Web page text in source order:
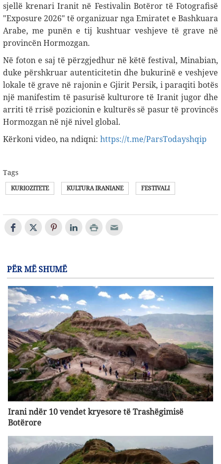
sjellë krenari Iranit në Festivalin Botëror të Fotografisë
"Exposure 2026" të organizuar nga Emiratet e Bashkuara
Arabe, me punën e tij kushtuar veshjeve të grave në
provincën Hormozgan.
Në foton e saj të përzgjedhur në këtë festival, Minabian,
duke përshkruar autenticitetin dhe bukurinë e veshjeve
lokale të grave në rajonin e Gjirit Persik, i paraqiti botës
një manifestim të pasurisë kulturore të Iranit jugor dhe
arriti të rrisë pozicionin e kulturës së pasur të provincës
Hormozgan në një nivel global.
Kërkoni video, na ndiqni: https://t.me/ParsTodayshqip
Tags
KURIOZITETE KULTURA IRANIANE FESTIVALI
PËR MË SHUMË
Irani ndër 10 vendet kryesore të Trashëgimisë
Botërore